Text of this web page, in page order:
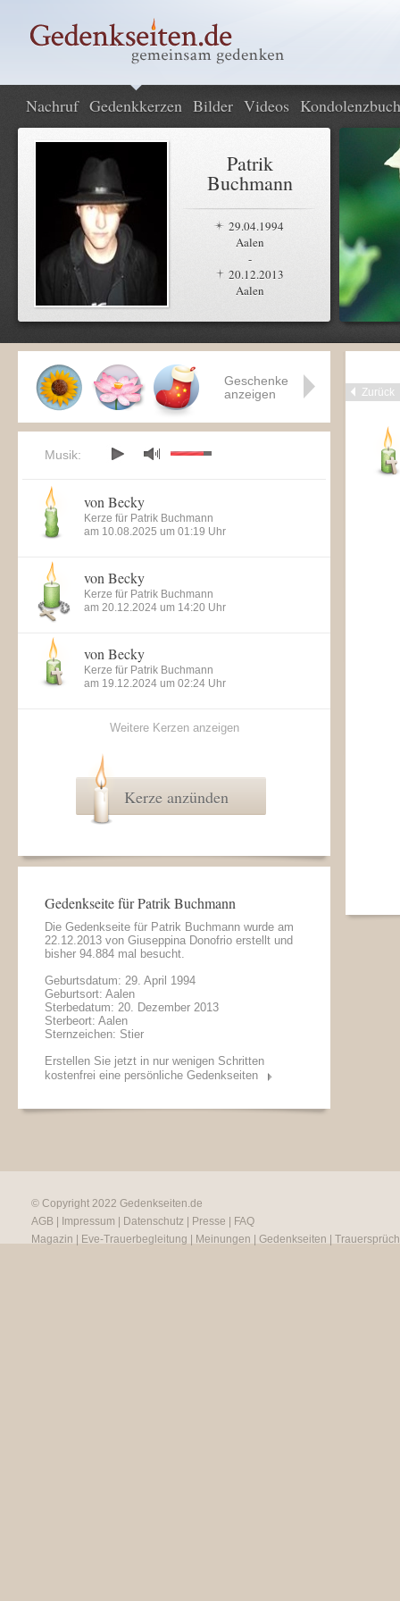
Nachruf Gedenkkerzen Bilder Videos Kondolenzbuch
Patrik
Buchmann
29.04.1994
Aalen
-
20.12.2013
Aalen
Zurück
Geschenke
anzeigen
Musik:
von Becky
Kerze für Patrik Buchmann
am 10.08.2025 um 01:19 Uhr
von Becky
Kerze für Patrik Buchmann
am 20.12.2024 um 14:20 Uhr
von Becky
Kerze für Patrik Buchmann
am 19.12.2024 um 02:24 Uhr
Weitere Kerzen anzeigen
Kerze anzünden
Gedenkseite für Patrik Buchmann
Die Gedenkseite für Patrik Buchmann wurde am
22.12.2013 von Giuseppina Donofrio erstellt und
bisher 94.884 mal besucht.
Geburtsdatum: 29. April 1994
Geburtsort: Aalen
Sterbedatum: 20. Dezember 2013
Sterbeort: Aalen
Sternzeichen: Stier
Erstellen Sie jetzt in nur wenigen Schritten
kostenfrei eine persönliche Gedenkseiten
© Copyright 2022 Gedenkseiten.de
AGB
Impressum Datenschutz Presse
FAQ
Magazin
Eve-Trauerbegleitung Meinungen Gedenkseiten